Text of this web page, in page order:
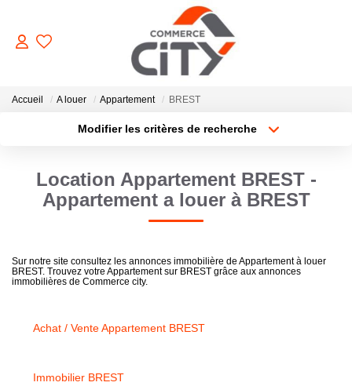
ACHETER
LOUER
Accueil A louer Appartement BREST
Modifier les critères de recherche
Sélectionnez...
Type de bien
Surface min
Créer une alerte
Location Appartement BREST -
Appartement a louer à BREST
Sur notre site consultez les annonces immobilière de Appartement à louer
BREST. Trouvez votre Appartement sur BREST grâce aux annonces
immobilières de Commerce city.
Achat / Vente Appartement BREST
Immobilier BREST